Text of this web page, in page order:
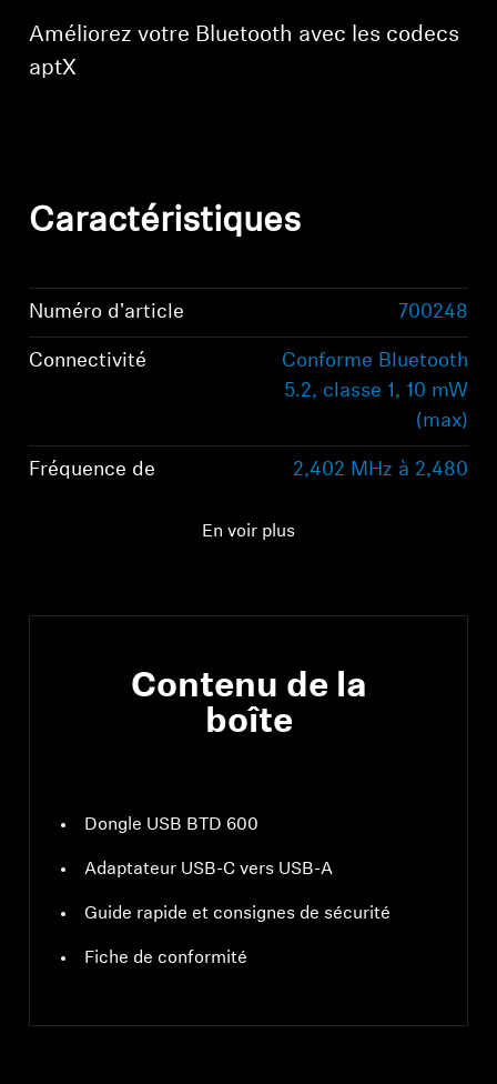
Améliorez votre Bluetooth avec les codecs
aptX
Caractéristiques
Numéro d'article 700248
Connectivité
Conforme Bluetooth
5.2, classe 1, 10 mW
(max)
Fréquence de
2,402 MHz à 2,480
En voir plus
Contenu de la
boîte
Dongle USB BTD 600
Adaptateur USB-C vers USB-A
Guide rapide et consignes de sécurité
Fiche de conformité